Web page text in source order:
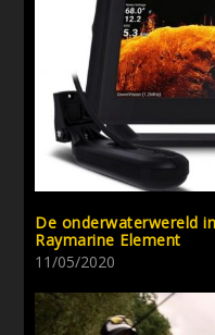
De onderwaterwereld
Raymarine Element
11/05/2020